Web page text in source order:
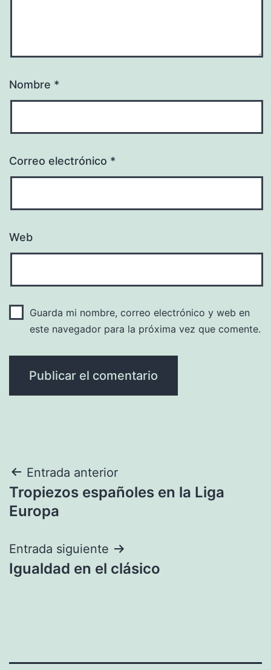
Nombre *
Correo electrónico *
Web
Guarda mi nombre, correo electrónico y web en
este navegador para la próxima vez que comente.
Navegación
de
Entrada anterior
Tropiezos españoles en la Liga
Europa
Entrada siguiente
Igualdad en el clásico